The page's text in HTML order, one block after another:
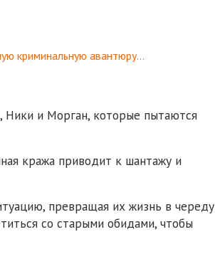
криминальную авантюру…
Ники и Морган, которые пытаются
кража приводит к шантажу и
превращая их жизнь в череду
со старыми обидами, чтобы